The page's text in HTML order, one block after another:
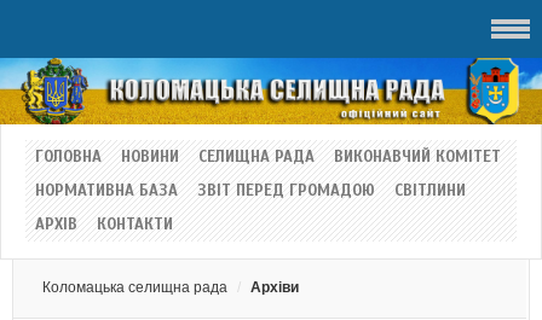
ГОЛОВНА НОВИНИ СЕЛИЩНА РАДА
ВИКОНАВЧИЙ КОМІТЕТ
НОРМАТИВНА БАЗА
ЗВІТ ПЕРЕД ГРОМАДОЮ
СВІТЛИНИ
АРХІВ
КОНТАКТИ
Коломацька селищна рада Архіви